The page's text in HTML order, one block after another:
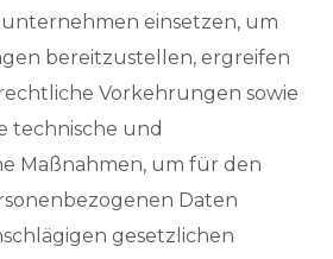
einsetzen, um
bereitzustellen, ergreifen
Vorkehrungen sowie
technische und
Maßnahmen, um für den
Daten
gesetzlichen